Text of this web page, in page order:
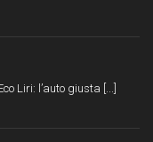
Liri: l’auto giusta [...]